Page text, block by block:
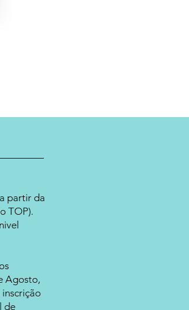
partir da
TOP).
Agosto,
de